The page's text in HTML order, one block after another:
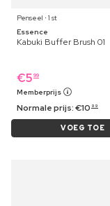
Penseel ⋅ 1 st
Essence
Kabuki Buffer Brush 01
€5 99
Memberprijs
Normale prijs:€10 99
VOEG TOE